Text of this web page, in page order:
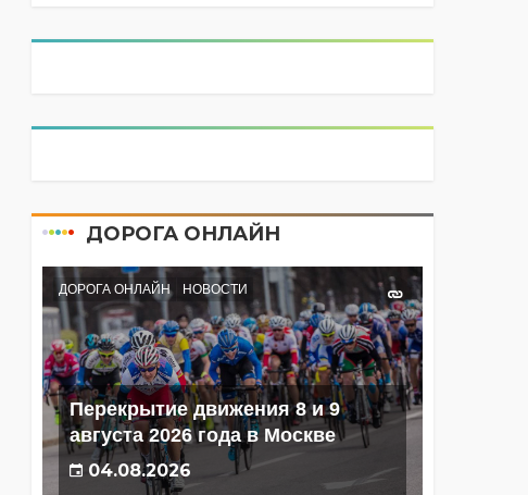
ДОРОГА ОНЛАЙН
ДОРОГА ОНЛАЙН НОВОСТИ
Перекрытие движения 8 и 9
августа 2026 года в Москве
04.08.2026